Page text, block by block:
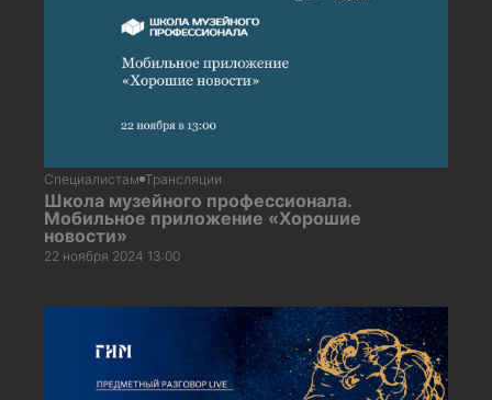
Специалистам Трансляции
Школа музейного профессионала.
Мобильное приложение «Хорошие
новости»
22 ноября 2024 13:00